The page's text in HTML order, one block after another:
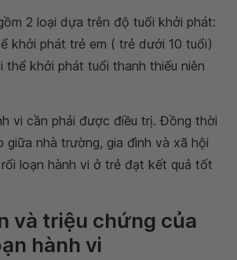
2 loại dựa trên độ tuổi khởi phát:
khởi phát trẻ em ( trẻ dưới 10 tuổi)
thể khởi phát tuổi thanh thiếu niên
vi cần phải được điều trị. Đồng thời
giữa nhà trường, gia đình và xã hội
loạn hành vi ở trẻ đạt kết quả tốt
và triệu chứng của
hành vi